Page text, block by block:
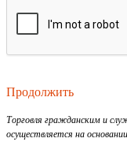
Продолжить
Торговля гражданским и
осуществляется на